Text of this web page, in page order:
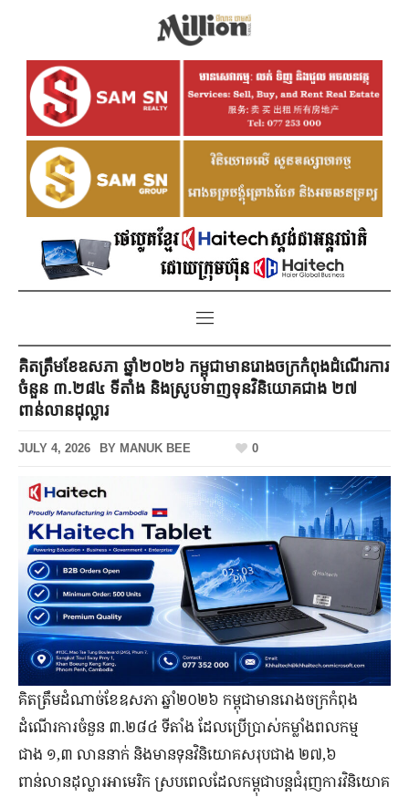
គិតត្រឹមខែឧសភា ឆ្នាំ២០២៦ កម្ពុជាមានរោងចក្រកំពុងដំណើរការ
ចំនួន ៣.២៨៤ ទីតាំង និងស្រូបទាញទុនវិនិយោគជាង ២៧
ពាន់លានដុល្លារ
JULY 4, 2026 BY MANUK BEE 0
គិតត្រឹមដំណាច់ខែឧសភា ឆ្នាំ២០២៦ កម្ពុជាមានរោងចក្រកំពុង
ដំណើរការចំនួន ៣.២៨៤ ទីតាំង ដែលប្រើប្រាស់កម្លាំងពលកម្ម
ជាង ១,៣ លាននាក់ និងមានទុនវិនិយោគសរុបជាង ២៧,៦
ពាន់លានដុល្លារអាមេរិក ស្របពេលដែលកម្ពុជាបន្តជំរុញការវិនិយោគ